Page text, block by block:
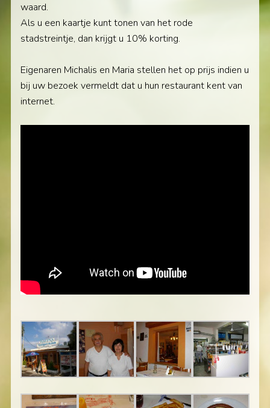
waard.
Als u een kaartje kunt tonen van het rode
stadstreintje, dan krijgt u 10% korting.
Eigenaren Michalis en Maria stellen het op prijs indien u
bij uw bezoek vermeldt dat u hun restaurant kent van
internet.